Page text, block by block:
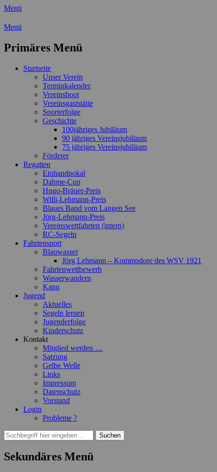
Menü
Wassersport-Verein 1921 e.V.
Freizeit mit der ganzen Familie
Menü
Primäres Menü
Zum
Startseite
Unser Verein
Terminkalender
Vereinsboot
Vereinsgaststätte
Sporterfolge
Geschichte
100jähriges Jubiläum
90 jähriges Vereinsjubiläum
75 jähriges Vereinsjubiläum
Förderer
Regatten
Einhandpokal
Dahme-Cup
Hugo-Bräuer-Preis
Willi-Lehmann-Preis
Blaues Band vom Langen See
Jörg-Lehmann-Preis
Vereinswettfahrten (intern)
RC-Segeln
Fahrtensport
Blauwasser
Jörg Lehmann – Kommodore des WSV 1921
Fahrtenwettbewerb
Wasserwandern
Kanu
Jugend
Aktuelles
Segeln lernen
Jugenderfolge
Kinderschutz
Kontakt
Mitglied werden …
Satzung
Gelbe Welle
Links
Impressum
Datenschutz
Vorstand
Login
Probleme ?
Suchen
Suchen
nach:
Sekundäres Menü